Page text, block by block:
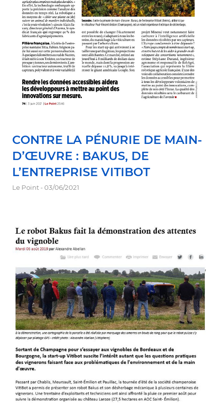
CONTRE LA PÉNURIE DE MAIN-
D’ŒUVRE : BAKUS, DE
L’ENTREPRISE VITIBOT
Le Point - 03/06/2021